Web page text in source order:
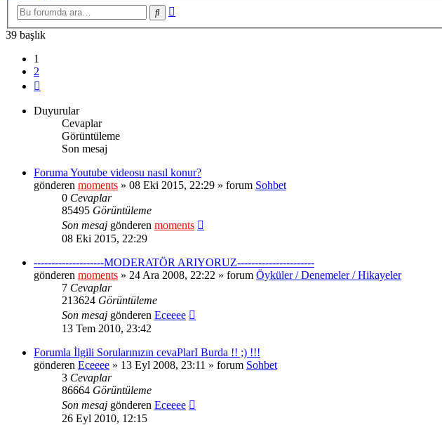
Ara
39 başlık
1
2
Duyurular
Cevaplar
Görüntüleme
Son mesaj
Foruma Youtube videosu nasıl konur?
gönderen moments » 08 Eki 2015, 22:29 » forum Sohbet
0 Cevaplar
85495 Görüntüleme
Son mesaj gönderen moments
08 Eki 2015, 22:29
--------------------MODERATÖR ARIYORUZ----------------------
gönderen moments » 24 Ara 2008, 22:22 » forum Öyküler / Denemeler / Hikayeler
7 Cevaplar
213624 Görüntüleme
Son mesaj gönderen Eceeee
13 Tem 2010, 23:42
Forumla İlgili Sorularınızın cevaPlarI Burda !! ;) !!!
gönderen Eceeee » 13 Eyl 2008, 23:11 » forum Sohbet
3 Cevaplar
86664 Görüntüleme
Son mesaj gönderen Eceeee
26 Eyl 2010, 12:15